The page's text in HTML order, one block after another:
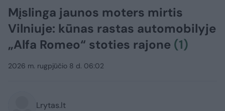
Mįslinga jaunos moters mirtis
Vilniuje: kūnas rastas automobilyje
„Alfa Romeo“ stoties rajone (1)
2026 m. rugpjūčio 8 d. 06:02
Lrytas.lt